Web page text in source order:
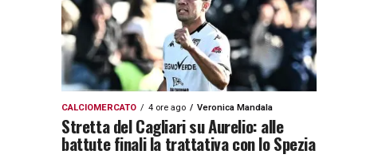
CALCIOMERCATO 4 ore ago Veronica Mandala
Stretta del Cagliari su Aurelio: alle
battute finali la trattativa con lo Spezia